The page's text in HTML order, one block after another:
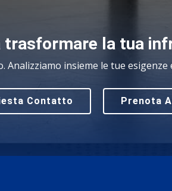
trasformare la tua
Analizziamo insieme le tue
Contatto Prenota